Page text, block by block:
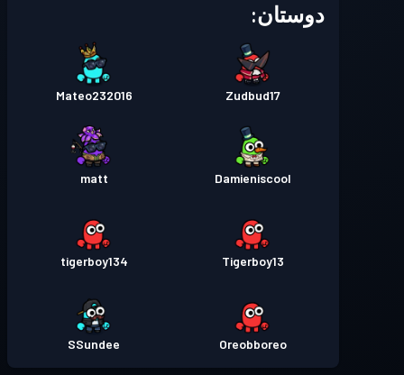
دوستان:
Zudbud17
Mateo232016
Damieniscool
matt
Tigerboy13
tigerboy134
Oreobboreo
SSundee